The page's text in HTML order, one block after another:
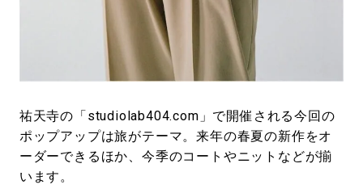
祐天寺の「studiolab404.com」で開催される今回の
ポップアップは旅がテーマ。来年の春夏の新作をオ
ーダーできるほか、今季のコートやニットなどが揃
います。